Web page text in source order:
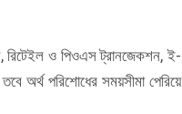
রিটেইল ও পিওএস ট্রানজেকশন, ই-
অর্থ পরিশোধের সময়সীমা পেরিয়ে